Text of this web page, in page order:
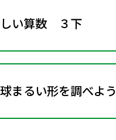
い算数 ３下
まるい形を調べよう